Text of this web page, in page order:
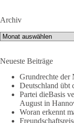
🟩🟩🟦🟦🟥🟥🟧🟧
Menschen
lohnt, dieBasis zu
Mehr Infos:https://
#dieBasis
#DeineStimmezählt
Archiv
Archiv
Neueste Beiträge
Grundrechte der
Deutschland übt
Partei dieBasis
August in
Woran erkennt